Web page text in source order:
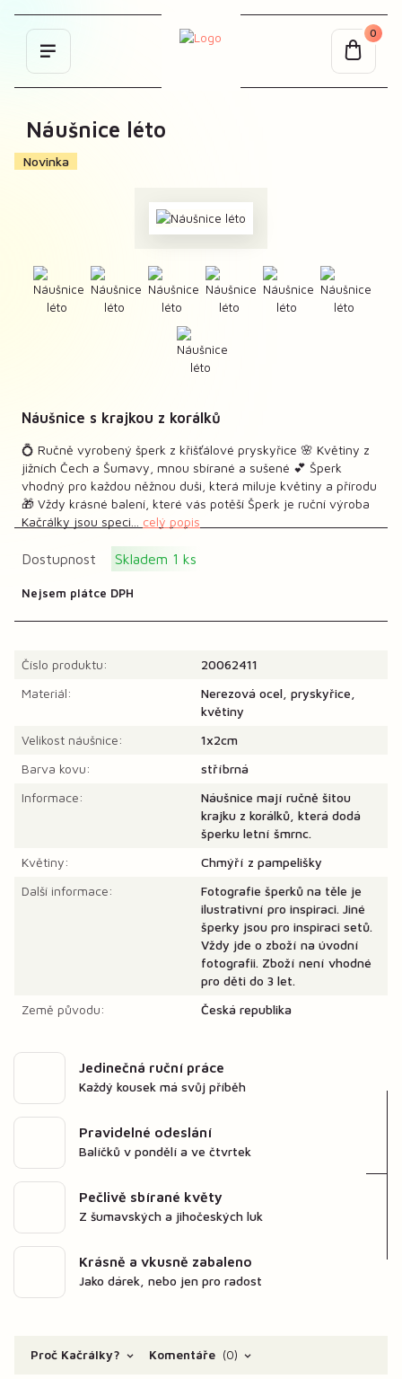
0
Náušnice léto
Novinka
Náušnice s krajkou z korálků
💍 Ručně vyrobený šperk z křišťálové pryskyřice 🌸 Květiny z
jižních Čech a Šumavy, mnou sbírané a sušené 💕 Šperk
vhodný pro každou něžnou duši, která miluje květiny a přírodu
🎁 Vždy krásné balení, které vás potěší Šperk je ruční výroba
Kačrálky jsou speci... celý popis
Dostupnost Skladem 1 ks
Nejsem plátce DPH
Číslo produktu:
20062411
Materiál:
Nerezová ocel, pryskyřice,
květiny
Velikost náušnice:
1x2cm
Barva kovu:
stříbrná
Informace:
Náušnice mají ručně šitou
krajku z korálků, která dodá
šperku letní šmrnc.
Květiny:
Chmýří z pampelišky
Další informace:
Fotografie šperků na těle je
ilustrativní pro inspiraci. Jiné
šperky jsou pro inspiraci setů.
Vždy jde o zboží na úvodní
fotografii. Zboží není vhodné
pro děti do 3 let.
Země původu:
Česká republika
Jedinečná ruční práce
Každý kousek má svůj příběh
Pravidelné odeslání
Balíčků v pondělí a ve čtvrtek
Pečlivě sbírané květy
Z šumavských a jihočeských luk
Krásně a vkusně zabaleno
Jako dárek, nebo jen pro radost
Proč Kačrálky? Komentáře 0